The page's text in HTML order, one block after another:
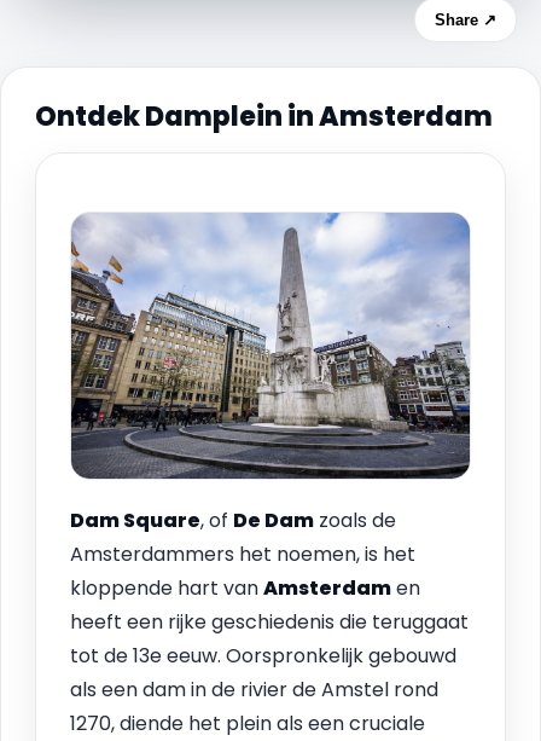
Share ↗
Ontdek Damplein in Amsterdam
Dam Square, of De Dam zoals de
Amsterdammers het noemen, is het
kloppende hart vanAmsterdamen
heeft een rijke geschiedenis die teruggaat
tot de 13e eeuw. Oorspronkelijk gebouwd
als een dam in de rivier de Amstel rond
1270, diende het plein als een cruciale